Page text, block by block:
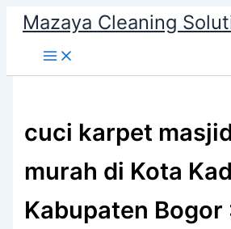
content
Mazaya Cleaning
cuci karpet
murah di Kota
Kabupaten Bogor